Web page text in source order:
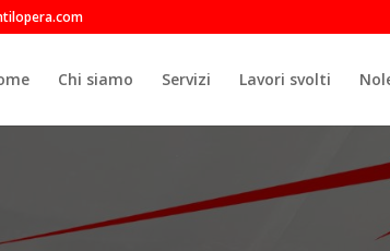
Chi siamo Servizi Lavori svolti